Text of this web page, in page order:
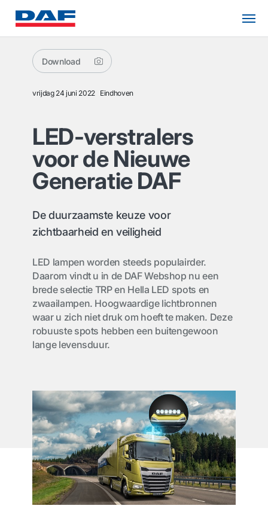
Download
vrijdag 24 juni 2022 Eindhoven
LED-verstralers
voor de Nieuwe
Generatie DAF
De duurzaamste keuze voor
zichtbaarheid en veiligheid
LED lampen worden steeds populairder.
Daarom vindt u in de DAF Webshop nu een
brede selectie TRP en Hella LED spots en
zwaailampen. Hoogwaardige lichtbronnen
waar u zich niet druk om hoeft te maken. Deze
robuuste spots hebben een buitengewoon
lange levensduur.